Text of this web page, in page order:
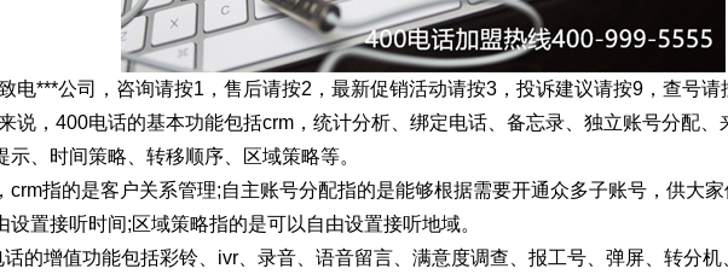
电***公司，咨询请按1，售后请按2，最新促销活动请按3，投诉建议请按9，查号请
说，400电话的基本功能包括crm，统计分析、绑定电话、备忘录、独立账号分配、
示、时间策略、转移顺序、区域策略等。
crm指的是客户关系管理;自主账号分配指的是能够根据需要开通众多子账号，供大
设置接听时间;区域策略指的是可以自由设置接听地域。
话的增值功能包括彩铃、ivr、录音、语音留言、满意度调查、报工号、弹屏、转分